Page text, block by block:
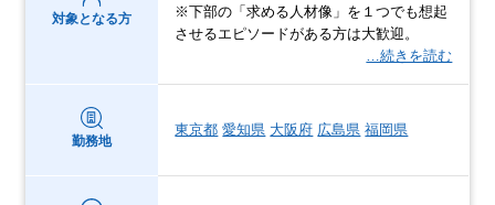
対象となる方
※下部の「求める人材像」を１つでも想起
させるエピソードがある方は大歓迎。
…続きを読む
勤務地
東京都 愛知県 大阪府 広島県 福岡県